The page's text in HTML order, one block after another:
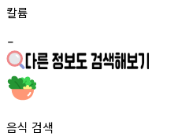
칼륨
-
음식 검색